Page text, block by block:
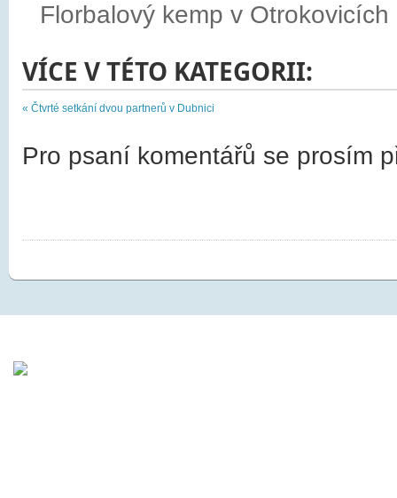
Florbalový kemp v
VÍCE V TÉTO KATEGORII:
« Čtvrté setkání dvou partnerů v Dubnici
Pro psaní komentářů se prosím